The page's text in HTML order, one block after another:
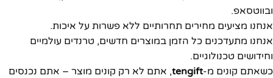
ובווטסאפ.
אנחנו מציעים מחירים תחרותיים ללא פשרות על איכות.
אנחנו מתעדכנים כל הזמן במוצרים חדשים, טרנדים עולמיים
וחידושים טכנולוגיים.
כשאתם קונים מ-tengift, אתם לא רק קונים מוצר – אתם נכנסים